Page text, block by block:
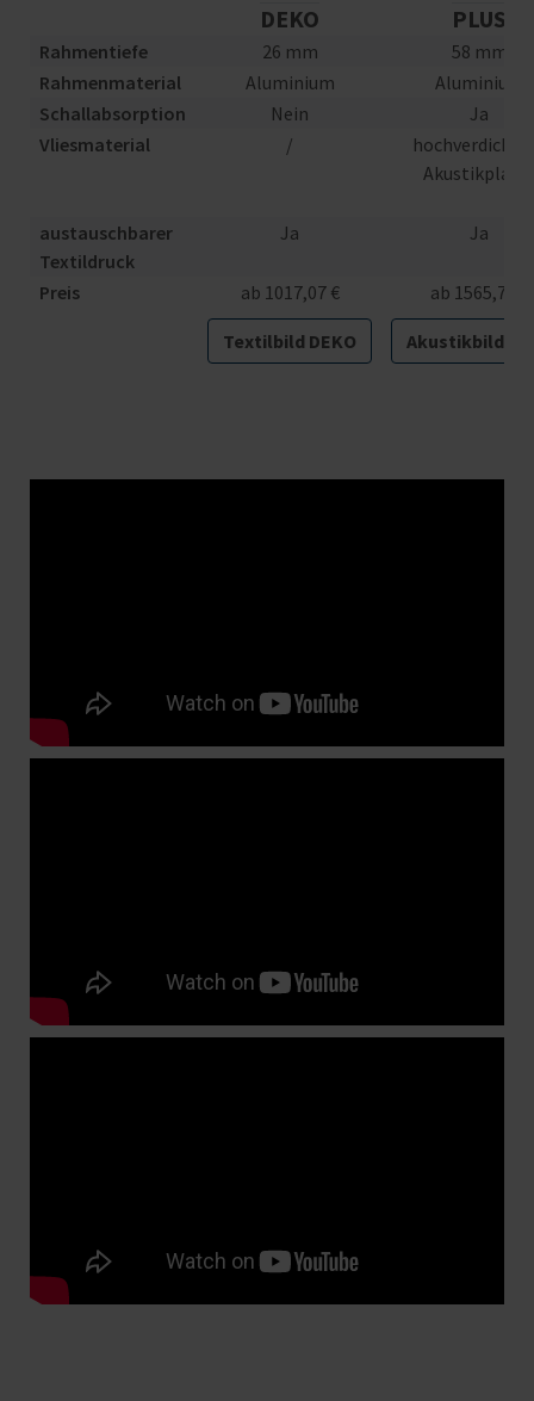
DEKO PLUS
Rahmentiefe 26 mm
58 mm
Rahmenmaterial
Aluminium
Aluminium
Schallabsorption
Nein
Ja
Vliesmaterial
/
austauschbarer
Textildruck
Ja Ja
Preis ab 1017,07 € ab 1565,75 €
Textilbild DEKO Akustikbild